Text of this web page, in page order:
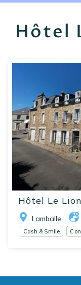
Hôtel
Hôtel Le Lion
Lamballe
Cash & Smile